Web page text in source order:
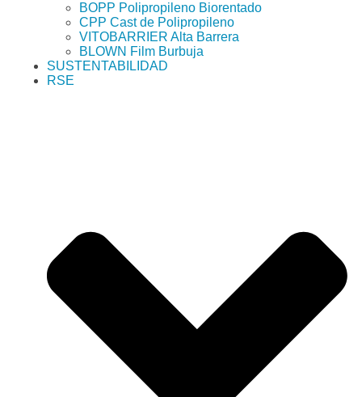
BOPP Polipropileno Biorentado
CPP Cast de Polipropileno
VITOBARRIER Alta Barrera
BLOWN Film Burbuja
SUSTENTABILIDAD
RSE